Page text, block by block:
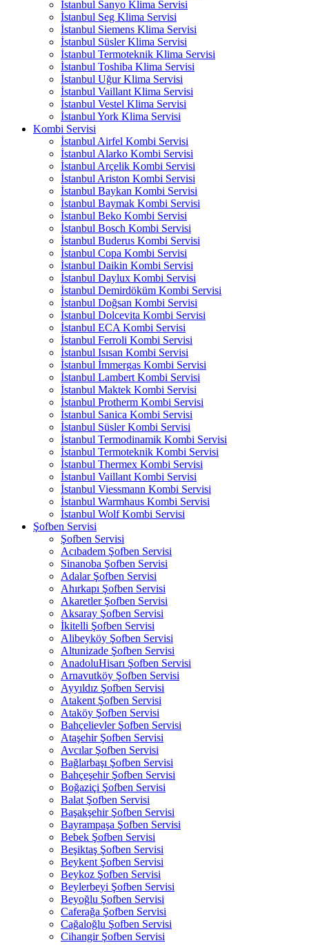
İstanbul Sanyo Klima Servisi
İstanbul Seg Klima Servisi
İstanbul Siemens Klima Servisi
İstanbul Süsler Klima Servisi
İstanbul Termoteknik Klima Servisi
İstanbul Toshiba Klima Servisi
İstanbul Uğur Klima Servisi
İstanbul Vaillant Klima Servisi
İstanbul Vestel Klima Servisi
İstanbul York Klima Servisi
Kombi Servisi
İstanbul Airfel Kombi Servisi
İstanbul Alarko Kombi Servisi
İstanbul Arçelik Kombi Servisi
İstanbul Ariston Kombi Servisi
İstanbul Baykan Kombi Servisi
İstanbul Baymak Kombi Servisi
İstanbul Beko Kombi Servisi
İstanbul Bosch Kombi Servisi
İstanbul Buderus Kombi Servisi
İstanbul Copa Kombi Servisi
İstanbul Daikin Kombi Servisi
İstanbul Daylux Kombi Servisi
İstanbul Demirdöküm Kombi Servisi
İstanbul Doğsan Kombi Servisi
İstanbul Dolcevita Kombi Servisi
İstanbul ECA Kombi Servisi
İstanbul Ferroli Kombi Servisi
İstanbul Isısan Kombi Servisi
İstanbul İmmergas Kombi Servisi
İstanbul Lambert Kombi Servisi
İstanbul Maktek Kombi Servisi
İstanbul Protherm Kombi Servisi
İstanbul Sanica Kombi Servisi
İstanbul Süsler Kombi Servisi
İstanbul Termodinamik Kombi Servisi
İstanbul Termoteknik Kombi Servisi
İstanbul Thermex Kombi Servisi
İstanbul Vaillant Kombi Servisi
İstanbul Viessmann Kombi Servisi
İstanbul Warmhaus Kombi Servisi
İstanbul Wolf Kombi Servisi
Şofben Servisi
Şofben Servisi
Acıbadem Şofben Servisi
Sinanoba Şofben Servisi
Adalar Şofben Servisi
Ahırkapı Şofben Servisi
Akaretler Şofben Servisi
Aksaray Şofben Servisi
İkitelli Şofben Servisi
Alibeyköy Şofben Servisi
Altunizade Şofben Servisi
AnadoluHisarı Şofben Servisi
Arnavutköy Şofben Servisi
Ayyıldız Şofben Servisi
Atakent Şofben Servisi
Ataköy Şofben Servisi
Bahçelievler Şofben Servisi
Ataşehir Şofben Servisi
Avcılar Şofben Servisi
Bağlarbaşı Şofben Servisi
Bahçeşehir Şofben Servisi
Boğaziçi Şofben Servisi
Balat Şofben Servisi
Başakşehir Şofben Servisi
Bayrampaşa Şofben Servisi
Bebek Şofben Servisi
Beşiktaş Şofben Servisi
Beykent Şofben Servisi
Beykoz Şofben Servisi
Beylerbeyi Şofben Servisi
Beyoğlu Şofben Servisi
Caferağa Şofben Servisi
Cağaloğlu Şofben Servisi
Cihangir Şofben Servisi